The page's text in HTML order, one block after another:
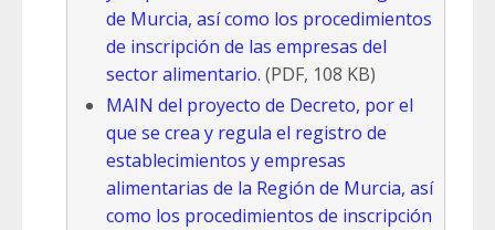
de Murcia, así como los procedimientos
de inscripción de las empresas del
sector alimentario. (PDF, 108 KB)
MAIN del proyecto de Decreto, por el
que se crea y regula el registro de
establecimientos y empresas
alimentarias de la Región de Murcia, así
como los procedimientos de inscripción